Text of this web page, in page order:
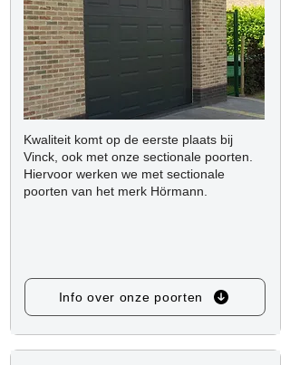
Kwaliteit komt op de eerste plaats bij
Vinck, ook met onze sectionale poorten.
Hiervoor werken we met sectionale
poorten van het merk Hörmann.
Info over onze poorten